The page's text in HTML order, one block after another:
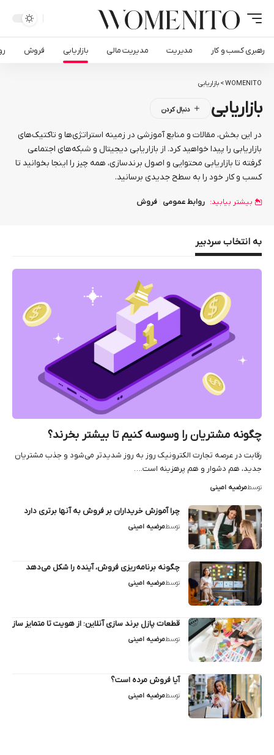
رهبری کسب و کار مدیریت مدیریت مالی بازاریابی فروش
WOMENITO
> بازاریابی
بازاریابی
در این بخش، مقالات و منابع آموزشی در زمینه استراتژی‌ها و تاکتیک‌های
بازاریابی را پیدا خواهید کرد. از بازاریابی دیجیتال و شبکه‌های اجتماعی
گرفته تا بازاریابی محتوایی و اصول برندسازی، همه چیز را اینجا بخوانید تا
کسب‌ و کار خود را به سطح جدیدی برسانید.
بیشتر بیابید: روابط عمومی فروش
به انتخاب سردبیر
چگونه مشتریان را وسوسه کنیم تا بیشتر بخرند؟
رقابت در عرصه تجارت الکترونیک روز به روز شدیدتر می‌شود و جذب مشتریان
جدید، هم دشوار و هم پرهزینه است.…
توسطمرضیه امینی
چرا آموزش خریداران بر فروش به آنها برتری دارد
توسطمرضیه امینی
چگونه برنامه‌ریزی فروش، آینده را شکل می‌دهد
توسطمرضیه امینی
قطعات پازل برند سازی آنلاین: از هویت تا متمایز ساز
توسطمرضیه امینی
آیا فروش مرده است؟
توسطمرضیه امینی